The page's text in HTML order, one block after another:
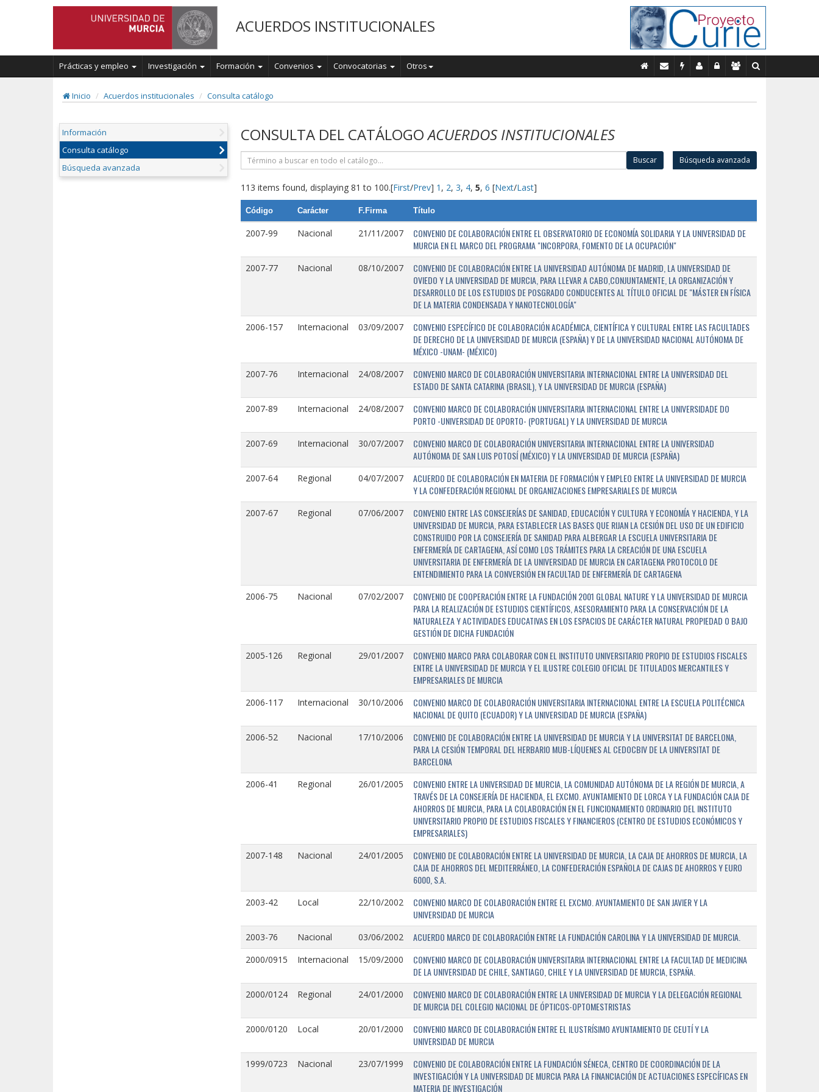
ACUERDOS INSTITUCIONALES
Prácticas y empleo Investigación Formación Convenios Convocatorias Otros
Inicio Acuerdos institucionales Consulta catálogo
Información
Consulta catálogo
Búsqueda avanzada
CONSULTA DEL CATÁLOGOACUERDOS INSTITUCIONALES
Buscar Búsqueda avanzada
113 items found, displaying 81 to 100.[First/Prev] 1 , 2, 3, 4, 5, 6 [Next/Last]
Código Carácter F.Firma Título
2007-99 Nacional 21/11/2007
CONVENIO DE COLABORACIÓN ENTRE EL OBSERVATORIO DE ECONOMÍA SOLIDARIA Y LA UNIVERSIDAD DE
MURCIA EN EL MARCO DEL PROGRAMA "INCORPORA, FOMENTO DE LA OCUPACIÓN"
2007-77 Nacional 08/10/2007
CONVENIO DE COLABORACIÓN ENTRE LA UNIVERSIDAD AUTÓNOMA DE MADRID, LA UNIVERSIDAD DE
OVIEDO Y LA UNIVERSIDAD DE MURCIA, PARA LLEVAR A CABO,CONJUNTAMENTE, LA ORGANIZACIÓN Y
DESARROLLO DE LOS ESTUDIOS DE POSGRADO CONDUCENTES AL TÍTULO OFICIAL DE "MÁSTER EN FÍSICA
DE LA MATERIA CONDENSADA Y NANOTECNOLOGÍA"
2006-157 Internacional 03/09/2007
CONVENIO ESPECÍFICO DE COLABORACIÓN ACADÉMICA, CIENTÍFICA Y CULTURAL ENTRE LAS FACULTADES
DE DERECHO DE LA UNIVERSIDAD DE MURCIA (ESPAÑA) Y DE LA UNIVERSIDAD NACIONAL AUTÓNOMA DE
MÉXICO -UNAM- (MÉXICO)
2007-76 Internacional 24/08/2007
CONVENIO MARCO DE COLABORACIÓN UNIVERSITARIA INTERNACIONAL ENTRE LA UNIVERSIDAD DEL
ESTADO DE SANTA CATARINA (BRASIL), Y LA UNIVERSIDAD DE MURCIA (ESPAÑA)
2007-89 Internacional 24/08/2007
CONVENIO MARCO DE COLABORACIÓN UNIVERSITARIA INTERNACIONAL ENTRE LA UNIVERSIDADE DO
PORTO -UNIVERSIDAD DE OPORTO- (PORTUGAL) Y LA UNIVERSIDAD DE MURCIA
2007-69 Internacional 30/07/2007
CONVENIO MARCO DE COLABORACIÓN UNIVERSITARIA INTERNACIONAL ENTRE LA UNIVERSIDAD
AUTÓNOMA DE SAN LUIS POTOSÍ (MÉXICO) Y LA UNIVERSIDAD DE MURCIA (ESPAÑA)
2007-64 Regional 04/07/2007
ACUERDO DE COLABORACIÓN EN MATERIA DE FORMACIÓN Y EMPLEO ENTRE LA UNIVERSIDAD DE MURCIA
Y LA CONFEDERACIÓN REGIONAL DE ORGANIZACIONES EMPRESARIALES DE MURCIA
2007-67 Regional 07/06/2007
CONVENIO ENTRE LAS CONSEJERÍAS DE SANIDAD, EDUCACIÓN Y CULTURA Y ECONOMÍA Y HACIENDA, Y LA
UNIVERSIDAD DE MURCIA, PARA ESTABLECER LAS BASES QUE RIJAN LA CESIÓN DEL USO DE UN EDIFICIO
CONSTRUIDO POR LA CONSEJERÍA DE SANIDAD PARA ALBERGAR LA ESCUELA UNIVERSITARIA DE
ENFERMERÍA DE CARTAGENA, ASÍ COMO LOS TRÁMITES PARA LA CREACIÓN DE UNA ESCUELA
UNIVERSITARIA DE ENFERMERÍA DE LA UNIVERSIDAD DE MURCIA EN CARTAGENA PROTOCOLO DE
ENTENDIMIENTO PARA LA CONVERSIÓN EN FACULTAD DE ENFERMERÍA DE CARTAGENA
2006-75 Nacional 07/02/2007
CONVENIO DE COOPERACIÓN ENTRE LA FUNDACIÓN 2001 GLOBAL NATURE Y LA UNIVERSIDAD DE MURCIA
PARA LA REALIZACIÓN DE ESTUDIOS CIENTÍFICOS, ASESORAMIENTO PARA LA CONSERVACIÓN DE LA
NATURALEZA Y ACTIVIDADES EDUCATIVAS EN LOS ESPACIOS DE CARÁCTER NATURAL PROPIEDAD O BAJO
GESTIÓN DE DICHA FUNDACIÓN
2005-126 Regional 29/01/2007
CONVENIO MARCO PARA COLABORAR CON EL INSTITUTO UNIVERSITARIO PROPIO DE ESTUDIOS FISCALES
ENTRE LA UNIVERSIDAD DE MURCIA Y EL ILUSTRE COLEGIO OFICIAL DE TITULADOS MERCANTILES Y
EMPRESARIALES DE MURCIA
2006-117 Internacional 30/10/2006
CONVENIO MARCO DE COLABORACIÓN UNIVERSITARIA INTERNACIONAL ENTRE LA ESCUELA POLITÉCNICA
NACIONAL DE QUITO (ECUADOR) Y LA UNIVERSIDAD DE MURCIA (ESPAÑA)
2006-52 Nacional 17/10/2006
CONVENIO DE COLABORACIÓN ENTRE LA UNIVERSIDAD DE MURCIA Y LA UNIVERSITAT DE BARCELONA,
PARA LA CESIÓN TEMPORAL DEL HERBARIO MUB-LÍQUENES AL CEDOCBIV DE LA UNIVERSITAT DE
BARCELONA
2006-41 Regional 26/01/2005
CONVENIO ENTRE LA UNIVERSIDAD DE MURCIA, LA COMUNIDAD AUTÓNOMA DE LA REGIÓN DE MURCIA, A
TRAVÉS DE LA CONSEJERÍA DE HACIENDA, EL EXCMO. AYUNTAMIENTO DE LORCA Y LA FUNDACIÓN CAJA DE
AHORROS DE MURCIA, PARA LA COLABORACIÓN EN EL FUNCIONAMIENTO ORDINARIO DEL INSTITUTO
UNIVERSITARIO PROPIO DE ESTUDIOS FISCALES Y FINANCIEROS (CENTRO DE ESTUDIOS ECONÓMICOS Y
EMPRESARIALES)
2007-148 Nacional 24/01/2005
CONVENIO DE COLABORACIÓN ENTRE LA UNIVERSIDAD DE MURCIA, LA CAJA DE AHORROS DE MURCIA, LA
CAJA DE AHORROS DEL MEDITERRÁNEO, LA CONFEDERACIÓN ESPAÑOLA DE CAJAS DE AHORROS Y EURO
6000, S.A.
2003-42 Local 22/10/2002
CONVENIO MARCO DE COLABORACIÓN ENTRE EL EXCMO. AYUNTAMIENTO DE SAN JAVIER Y LA
UNIVERSIDAD DE MURCIA
2003-76 Nacional 03/06/2002 ACUERDO MARCO DE COLABORACIÓN ENTRE LA FUNDACIÓN CAROLINA Y LA UNIVERSIDAD DE MURCIA.
2000/0915 Internacional 15/09/2000
CONVENIO MARCO DE COLABORACIÓN UNIVERSITARIA INTERNACIONAL ENTRE LA FACULTAD DE MEDICINA
DE LA UNIVERSIDAD DE CHILE, SANTIAGO, CHILE Y LA UNIVERSIDAD DE MURCIA, ESPAÑA.
2000/0124 Regional 24/01/2000
CONVENIO MARCO DE COLABORACIÓN ENTRE LA UNIVERSIDAD DE MURCIA Y LA DELEGACIÓN REGIONAL
DE MURCIA DEL COLEGIO NACIONAL DE ÓPTICOS-OPTOMESTRISTAS
2000/0120 Local 20/01/2000
CONVENIO MARCO DE COLABORACIÓN ENTRE EL ILUSTRÍSIMO AYUNTAMIENTO DE CEUTÍ Y LA
UNIVERSIDAD DE MURCIA
1999/0723 Nacional 23/07/1999
CONVENIO DE COLABORACIÓN ENTRE LA FUNDACIÓN SÉNECA, CENTRO DE COORDINACIÓN DE LA
INVESTIGACIÓN Y LA UNIVERSIDAD DE MURCIA PARA LA FINANCIACIÓN DE ACTUACIONES ESPECÍFICAS EN
MATERIA DE INVESTIGACIÓN